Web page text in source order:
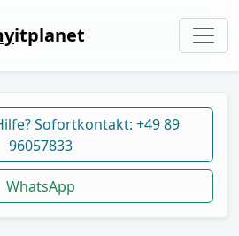
itplanet
Sofortkontakt: +49 89
96057833
WhatsApp